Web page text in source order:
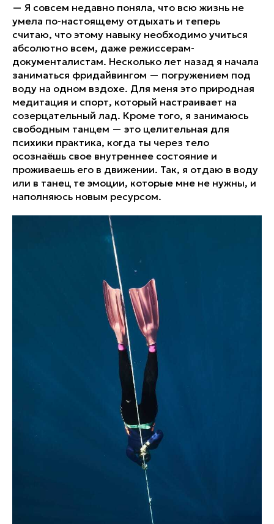
— Я совсем недавно поняла, что всю жизнь не
умела по-настоящему отдыхать и теперь
считаю, что этому навыку необходимо учиться
абсолютно всем, даже режиссерам-
документалистам. Несколько лет назад я начала
заниматься фридайвингом — погружением под
воду на одном вздохе. Для меня это природная
медитация и спорт, который настраивает на
созерцательный лад. Кроме того, я занимаюсь
свободным танцем — это целительная для
психики практика, когда ты через тело
осознаёшь свое внутреннее состояние и
проживаешь его в движении. Так, я отдаю в воду
или в танец те эмоции, которые мне не нужны, и
наполняюсь новым ресурсом.